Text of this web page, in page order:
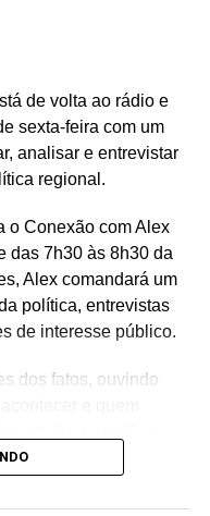
e cultura. Ao
levou recursos para
Rio Grande do Norte,
marcada pela
a população.
de volta ao rádio e
sexta-feira com um
analisar e entrevistar
regional.
o Conexão com Alex
das 7h30 às 8h30 da
Alex comandará um
política, entrevistas
de interesse público.
dos fatos, ouvindo
o debate, a